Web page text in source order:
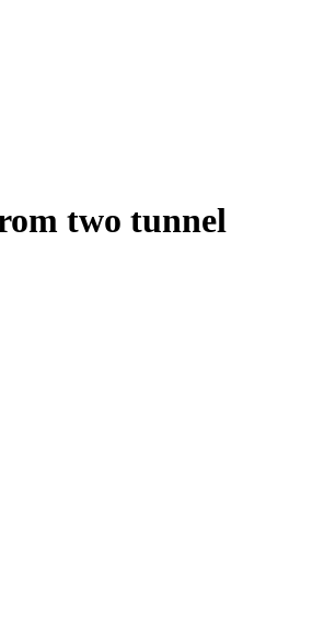
two tunnel